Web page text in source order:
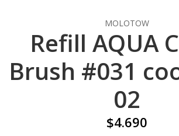
MOLOTOW
Refill AQUA
Brush #031
02
$4.690